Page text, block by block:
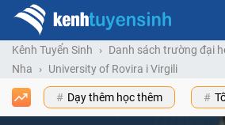
Kênh Tuyển Sinh Danh sách trường đại
Nha
University of Rovira i Virgili
Dạy thêm học thêm